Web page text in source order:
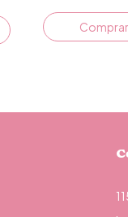
Comprar